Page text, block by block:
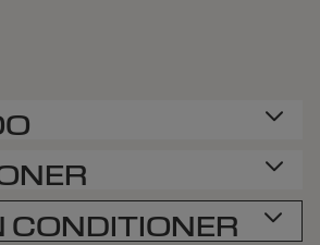
CONDITIONER